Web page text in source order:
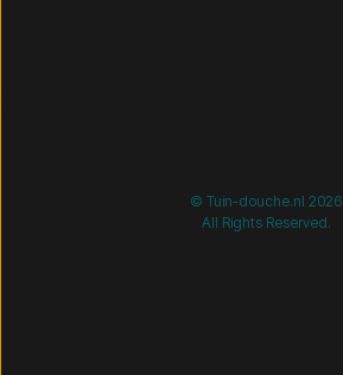
© Tuin-douche.nl 2026
All Rights Reserved.